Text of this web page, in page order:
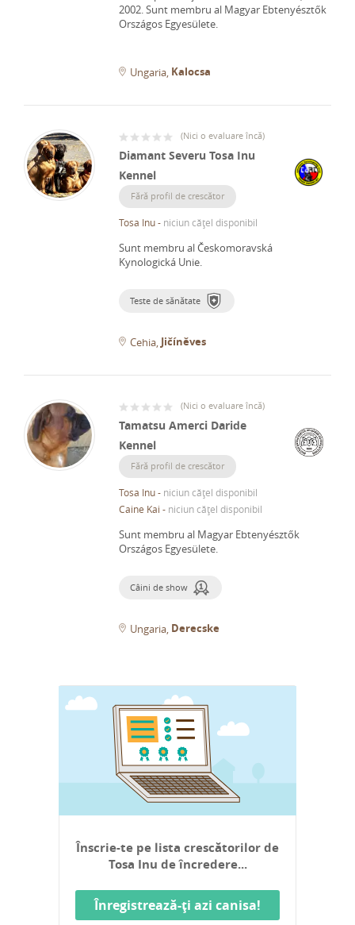
2002.Sunt membru al Magyar Ebtenyésztők
Országos Egyesülete.
Ungaria Kalocsa
(Nici o evaluare încă)
Diamant Severu Tosa Inu
Kennel
Fără profil de crescător
Tosa Inu- niciun cățel disponibil
Sunt membru al Českomoravská
Kynologická Unie.
Teste de sănătate
Cehia Jičíněves
(Nici o evaluare încă)
Tamatsu Amerci Daride
Kennel
Fără profil de crescător
Tosa Inu- niciun cățel disponibil
Caine Kai - niciun cățel disponibil
Sunt membru al Magyar Ebtenyésztők
Országos Egyesülete.
Câini de show
Ungaria Derecske
Înscrie-te pe lista crescătorilor de
Tosa Inu de încredere...
Înregistrează-ți azi canisa!